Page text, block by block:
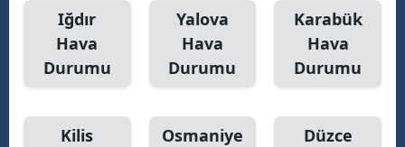
Iğdır
Hava
Durumu
Yalova
Hava
Durumu
Karabük
Hava
Durumu
Kilis
Osmaniye
Düzce